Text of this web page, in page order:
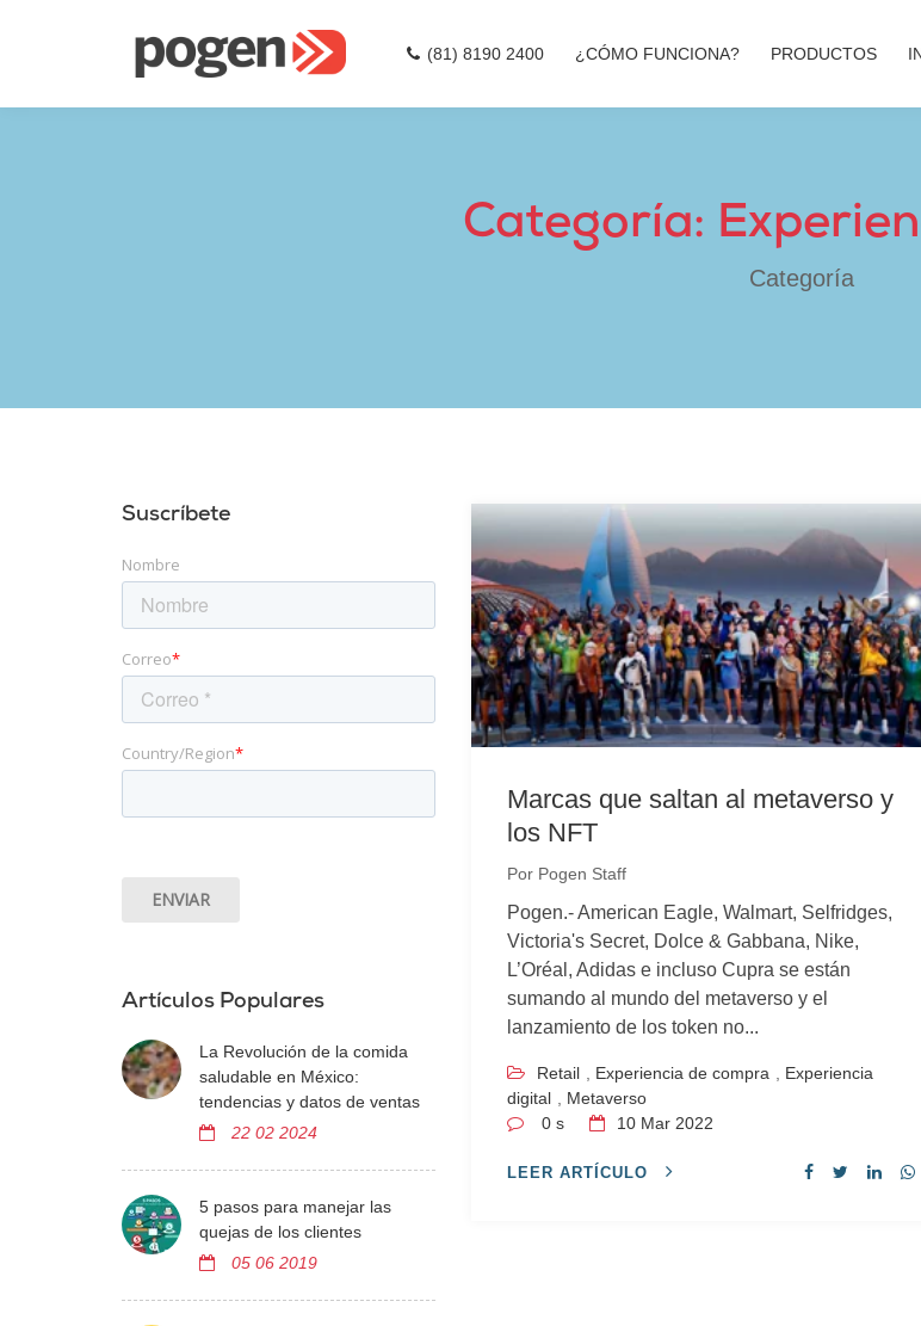
(81) 8190 2400 ¿CÓMO FUNCIONA? PRODUCTOS
Categoría:
Categoría
Marcas que saltan al metaverso y
los NFT
Por Pogen Staff
Pogen.- American Eagle, Walmart, Selfridges,
Victoria's Secret, Dolce & Gabbana, Nike,
L’Oréal, Adidas e incluso Cupra se están
sumando al mundo del metaverso y el
lanzamiento de los token no...
Retail , Experiencia de compra , Experiencia
digital , Metaverso
0 s
10 Mar 2022
LEER ARTÍCULO
Suscríbete
Nombre
Correo*
Country/Region*
Artículos Populares
La Revolución de la comida
saludable en México:
tendencias y datos de ventas
22 02 2024
5 pasos para manejar las
quejas de los clientes
05 06 2019